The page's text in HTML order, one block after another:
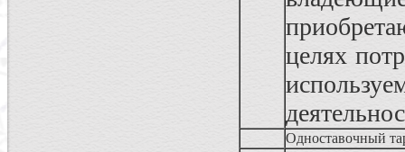
целях
Одноставочный